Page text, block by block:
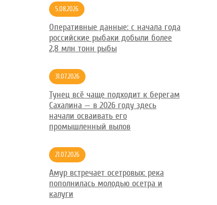
5.08.2026
Оперативные данные: с начала года
российские рыбаки добыли более
2,8 млн тонн рыбы
31.07.2026
Тунец всё чаще подходит к берегам
Сахалина — в 2026 году здесь
начали осваивать его
промышленный вылов
21.07.2026
Амур встречает осетровых: река
пополнилась молодью осетра и
калуги